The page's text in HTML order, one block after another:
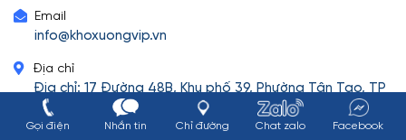
Email
info@khoxuongvip.vn
Địa chỉ
Địa chỉ: 17 Đường 48B, Khu phố 39, Phường Tân Tạo, TP
HCM
Gọi điện Nhắn tin Chỉ đường Chat zalo Facebook